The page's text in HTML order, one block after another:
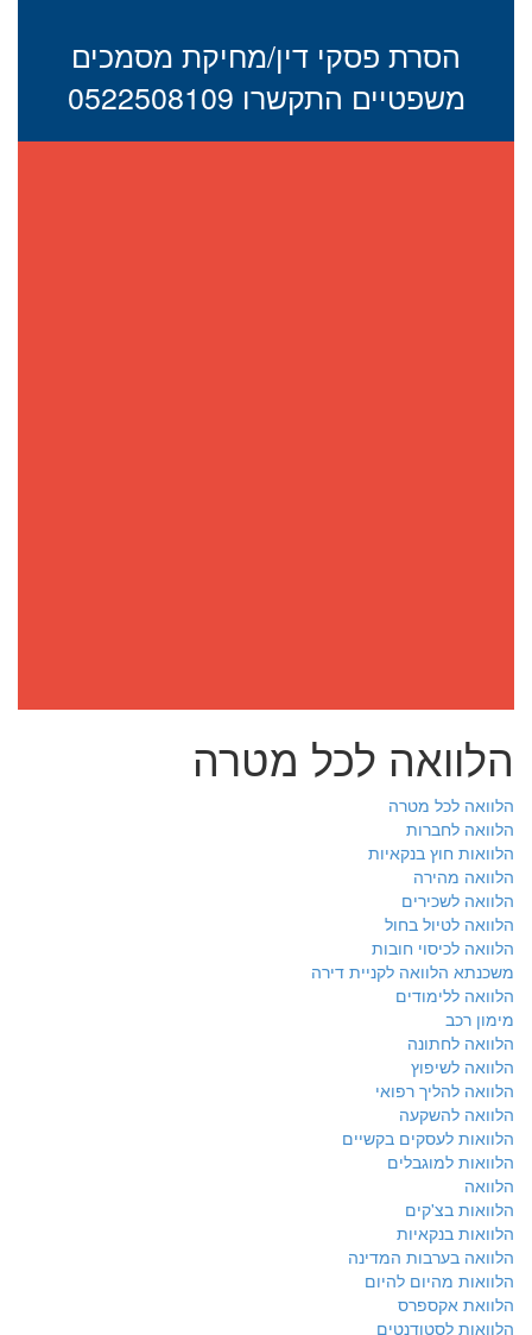
הסרת פסקי דין/מחיקת מסמכים
משפטיים התקשרו 0522508109
הלוואה לכל מטרה
הלוואה לכל מטרה
הלוואה לחברות
הלוואות חוץ בנקאיות
הלוואה מהירה
הלוואה לשכירים
הלוואה לטיול בחול
הלוואה לכיסוי חובות
משכנתא הלוואה לקניית דירה
הלוואה ללימודים
מימון רכב
הלוואה לחתונה
הלוואה לשיפוץ
הלוואה להליך רפואי
הלוואה להשקעה
הלוואות לעסקים בקשיים
הלוואות למוגבלים
הלוואה
הלוואות בצ'קים
הלוואות בנקאיות
הלוואה בערבות המדינה
הלוואות מהיום להיום
הלוואת אקספרס
הלוואות לסטודנטים